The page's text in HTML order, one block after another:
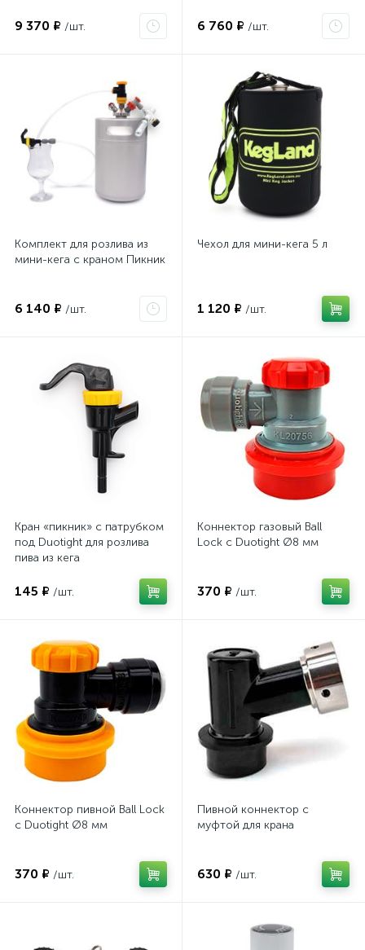
9 370 ₽ /шт. 6 760 ₽ /шт.
Комплект для розлива из
мини-кега с краном Пикник
6 140 ₽ /шт.
Чехол для мини-кега 5 л
1 120 ₽ /шт.
Кран «пикник» с патрубком
под Duotight для розлива
пива из кега
145 ₽ /шт.
Коннектор газовый Ball
Lock с Duotight Ø8 мм
370 ₽ /шт.
Коннектор пивной Ball Lock
с Duotight Ø8 мм
370 ₽ /шт.
Пивной коннектор с
муфтой для крана
630 ₽ /шт.